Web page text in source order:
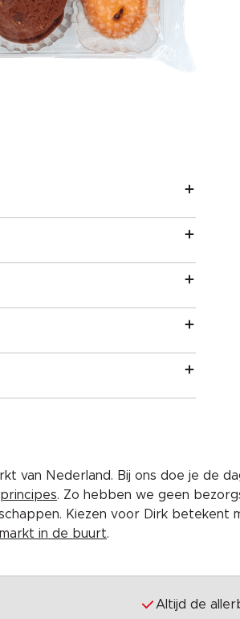
van Nederland. Bij ons doe je de
. Zo hebben we geen
Kiezen voor Dirk betekent
in de buurt.
Altijd de